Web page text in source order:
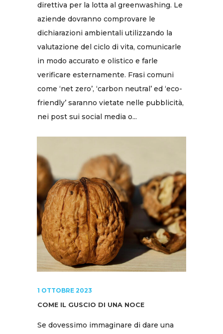
direttiva per la lotta al greenwashing. Le
aziende dovranno comprovare le
dichiarazioni ambientali utilizzando la
valutazione del ciclo di vita, comunicarle
in modo accurato e olistico e farle
verificare esternamente. Frasi comuni
come ‘net zero’, ‘carbon neutral’ ed ‘eco-
friendly’ saranno vietate nelle pubblicità,
nei post sui social media o...
1 OTTOBRE 2023
COME IL GUSCIO DI UNA NOCE
Se dovessimo immaginare di dare una